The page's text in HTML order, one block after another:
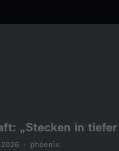
„Stecken in
phoenix